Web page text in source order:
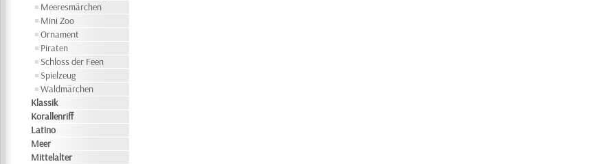
Meeresmärchen
Mini Zoo
Ornament
Piraten
Schloss der Feen
Spielzeug
Waldmärchen
Klassik
Korallenriff
Latino
Meer
Mittelalter